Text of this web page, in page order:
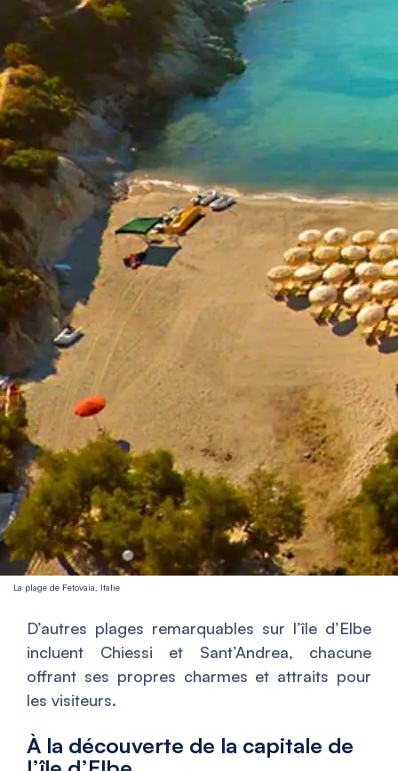
La plage de Fetovaia, Italie
D’autres plages remarquables sur l’île d’Elbe
incluent Chiessi et Sant’Andrea, chacune
offrant ses propres charmes et attraits pour
les visiteurs.
À la découverte de la capitale de